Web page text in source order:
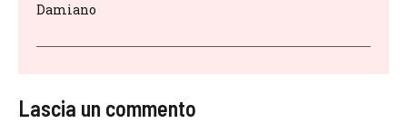
Damiano
Lascia un commento